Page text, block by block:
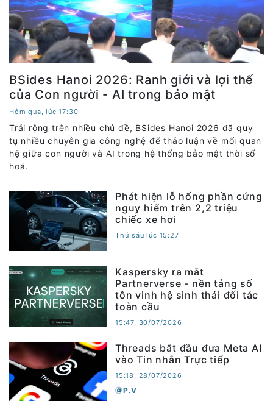
BSides Hanoi 2026: Ranh giới và lợi thế
của Con người - AI trong bảo mật
Hôm qua, lúc 17:30
Trải rộng trên nhiều chủ đề, BSides Hanoi 2026 đã quy
tụ nhiều chuyên gia công nghệ để thảo luận về mối quan
hệ giữa con người và AI trong hệ thống bảo mật thời số
hoá.
Phát hiện lỗ hổng phần cứng
nguy hiểm trên 2,2 triệu
chiếc xe hơi
Thứ sáu lúc 15:27
Kaspersky ra mắt
Partnerverse - nền tảng số
tôn vinh hệ sinh thái đối tác
toàn cầu
15:47, 30/07/2026
Threads bắt đầu đưa Meta AI
vào Tin nhắn Trực tiếp
15:18, 28/07/2026
P.V